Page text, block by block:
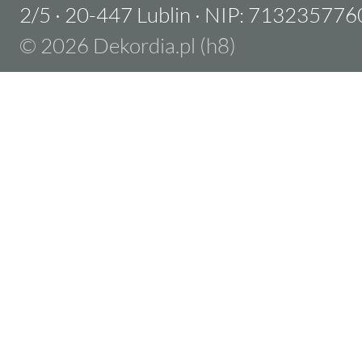
2/5 · 20-447 Lublin · NIP:
© 2026 Dekordia.pl (h8)